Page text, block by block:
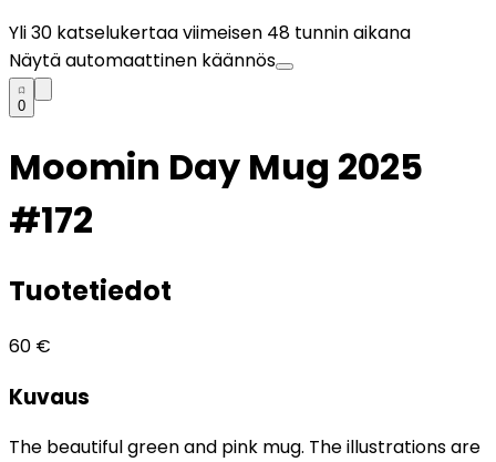
Yli30 katselukertaa viimeisen 48 tunnin aikana
Näytä automaattinen käännös
0
Moomin Day Mug 2025
#172
Tuotetiedot
60 €
Kuvaus
The beautiful green and pink mug. The illustrations are